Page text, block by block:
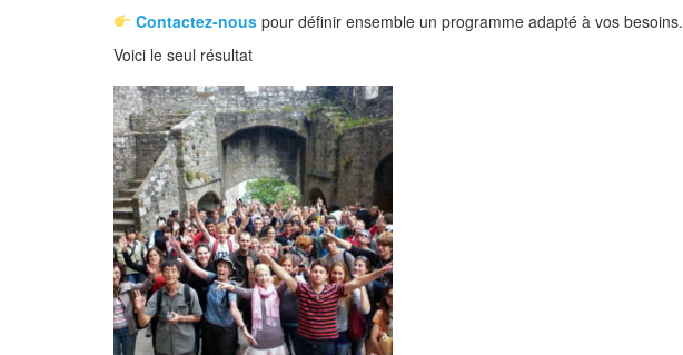
Contactez-nous pour définir ensemble un programme adapté à vos besoins.
Voici le seul résultat